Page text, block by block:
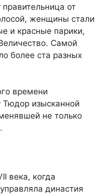
правительница от
женщины стали
и красные парики,
Самой
более ста разных
времени
Тюдор изысканной
не только
века, когда
династия